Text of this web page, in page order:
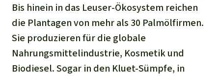
Bis hinein in das Leuser-Ökosystem reichen
die Plantagen von mehr als 30 Palmölfirmen.
Sie produzieren für die globale
Nahrungsmittelindustrie, Kosmetik und
Biodiesel. Sogar in den Kluet-Sümpfe, in